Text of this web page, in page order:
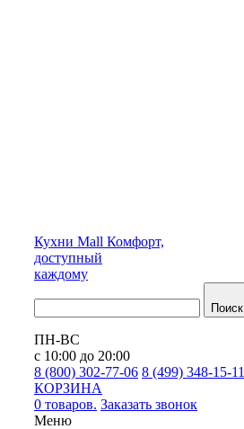
Кухни Mall Комфорт,
доступный
каждому
Поиск
ПН-ВС
с 10:00 до 20:00
8 (800) 302-77-06 8 (499) 348-15-11
КОРЗИНА
0 товаров. Заказать звонок
Меню